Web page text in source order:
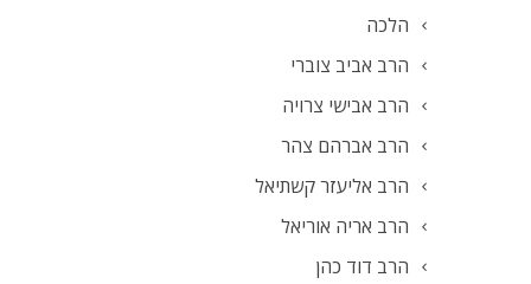
הלכה
הרב אביב צוברי
הרב אבישי צרויה
הרב אברהם צהר
הרב אליעזר קשתיאל
הרב אריה אוריאל
הרב דוד כהן